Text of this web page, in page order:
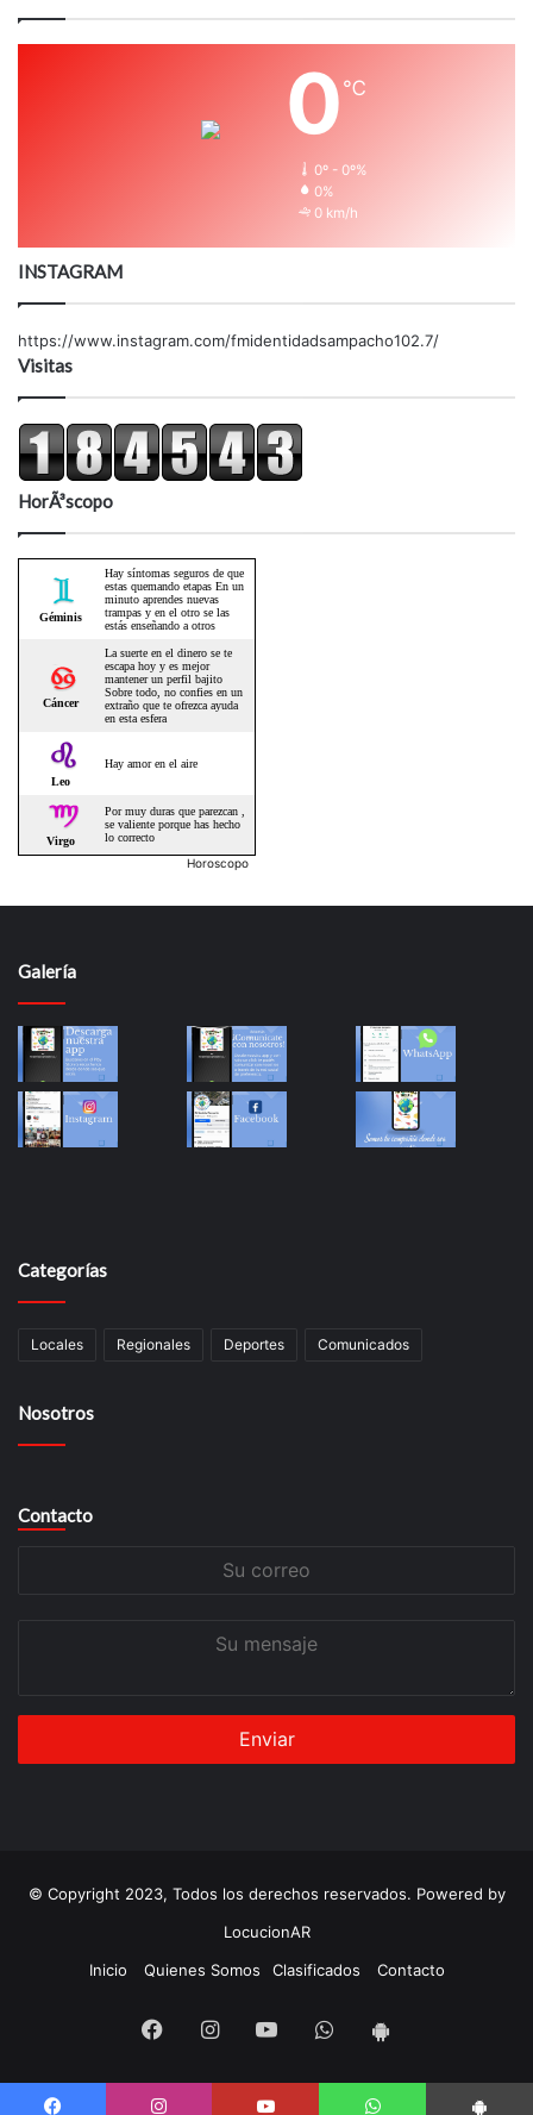
0 ℃
0º - 0º%
0%
0 km/h
INSTAGRAM
https://www.instagram.com/fmidentidadsampacho102.7/
Visitas
HorÃ³scopo
Horoscopo
Galería
Categorías
Locales Regionales Deportes Comunicados
Nosotros
Contacto
© Copyright 2023, Todos los derechos reservados. Powered by
LocucionAR
Inicio
Quienes Somos Clasificados Contacto
FacebookInstagramYoutubeWhatsapp
Android